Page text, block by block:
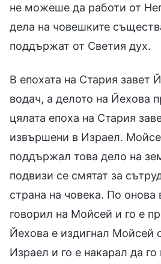
не можеше да работи от
дела на човешките
поддържат от Светия дух.
В епохата на Стария завет
водач, а делото на Йехова
цялата епоха на Стария
извършени в Израел.
поддържал това дело на
подвизи се смятат за
страна на човека. По
говорил на Мойсей и го е
Йехова е издигнал Мойсей
Израел и го е накарал да го